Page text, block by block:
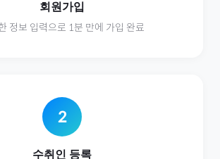
회원가입
정보 입력으로 1분 만에 가입 완료
2
수취인 등록